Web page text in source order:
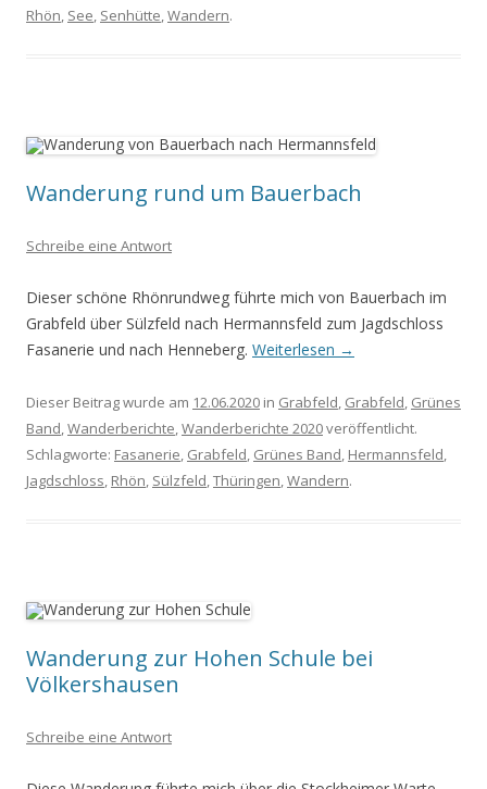
Rhön, See, Senhütte,Wandern.
Wanderung rund um Bauerbach
Schreibe eine Antwort
Dieser schöne Rhönrundweg führte mich von Bauerbach im
Grabfeld über Sülzfeld nach Hermannsfeld zum Jagdschloss
Fasanerie und nach Henneberg. Weiterlesen →
Dieser Beitrag wurde am 12.06.2020 in Grabfeld, Grabfeld, Grünes
Band,Wanderberichte,Wanderberichte 2020veröffentlicht.
Schlagworte: Fasanerie, Grabfeld, Grünes Band, Hermannsfeld,
Jagdschloss, Rhön, Sülzfeld,Thüringen,Wandern.
Wanderung zur Hohen Schule bei
Völkershausen
Schreibe eine Antwort